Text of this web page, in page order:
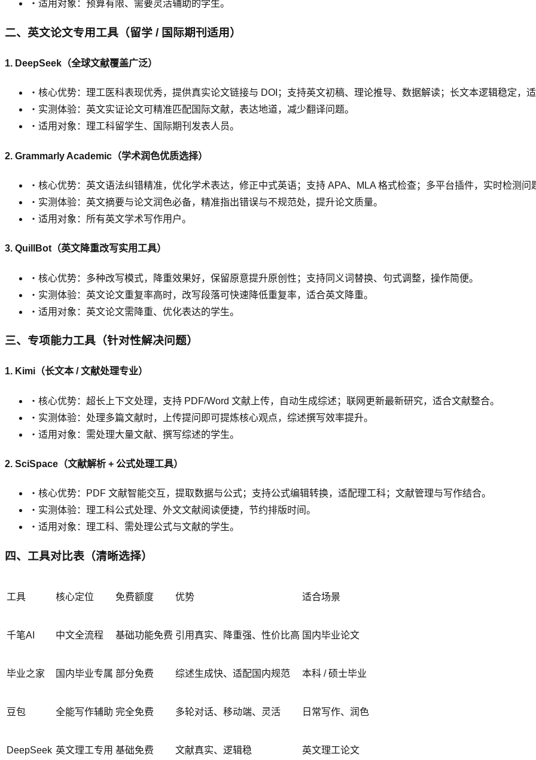
・适用对象：预算有限、需要灵活辅助的学生。
二、英文论文专用工具（留学 / 国际期刊适用）
1. DeepSeek（全球文献覆盖广泛）
・核心优势：理工医科表现优秀，提供真实论文链接与 DOI；支持英文初稿、理论推导、数据解读；长文本逻辑稳定，适
・实测体验：英文实证论文可精准匹配国际文献，表达地道，减少翻译问题。
・适用对象：理工科留学生、国际期刊发表人员。
2. Grammarly Academic（学术润色优质选择）
・核心优势：英文语法纠错精准，优化学术表达，修正中式英语；支持 APA、MLA 格式检查；多平台插件，实时检测问
・实测体验：英文摘要与论文润色必备，精准指出错误与不规范处，提升论文质量。
・适用对象：所有英文学术写作用户。
3. QuillBot（英文降重改写实用工具）
・核心优势：多种改写模式，降重效果好，保留原意提升原创性；支持同义词替换、句式调整，操作简便。
・实测体验：英文论文重复率高时，改写段落可快速降低重复率，适合英文降重。
・适用对象：英文论文需降重、优化表达的学生。
三、专项能力工具（针对性解决问题）
1. Kimi（长文本 / 文献处理专业）
・核心优势：超长上下文处理，支持 PDF/Word 文献上传，自动生成综述；联网更新最新研究，适合文献整合。
・实测体验：处理多篇文献时，上传提问即可提炼核心观点，综述撰写效率提升。
・适用对象：需处理大量文献、撰写综述的学生。
2. SciSpace（文献解析 + 公式处理工具）
・核心优势：PDF 文献智能交互，提取数据与公式；支持公式编辑转换，适配理工科；文献管理与写作结合。
・实测体验：理工科公式处理、外文文献阅读便捷，节约排版时间。
・适用对象：理工科、需处理公式与文献的学生。
四、工具对比表（清晰选择）
工具 核心定位 免费额度 优势 适合场景
千笔AI 中文全流程 基础功能免费 引用真实、降重强、性价比高 国内毕业论文
毕业之家 国内毕业专属 部分免费 综述生成快、适配国内规范 本科 / 硕士毕业
豆包 全能写作辅助 完全免费 多轮对话、移动端、灵活 日常写作、润色
DeepSeek 英文理工专用 基础免费 文献真实、逻辑稳 英文理工论文